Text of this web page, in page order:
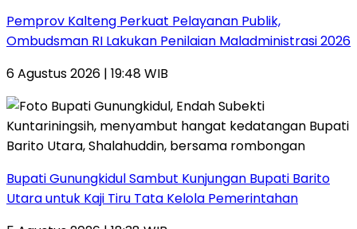
Pemprov Kalteng Perkuat Pelayanan Publik,
Ombudsman RI Lakukan Penilaian Maladministrasi 2026
6 Agustus 2026 | 19:48 WIB
Bupati Gunungkidul Sambut Kunjungan Bupati Barito
Utara untuk Kaji Tiru Tata Kelola Pemerintahan